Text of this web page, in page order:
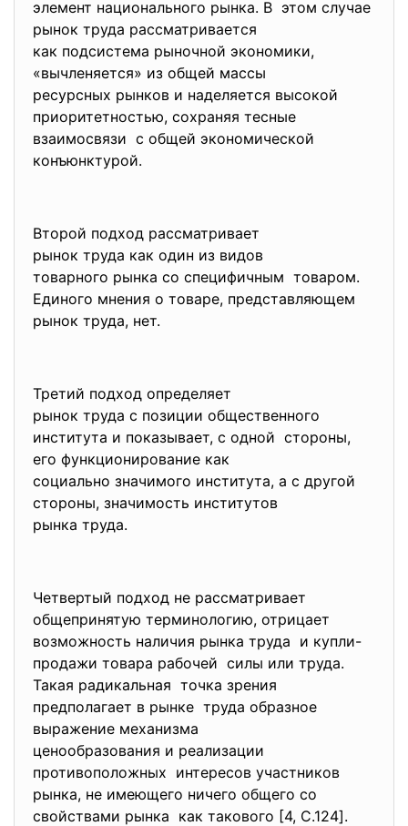
элемент национального рынка. В этом случае
рынок труда рассматривается
как подсистема рыночной экономики,
«вычленяется» из общей массы
ресурсных рынков и наделяется высокой
приоритетностью, сохраняя тесные
взаимосвязи с общей экономической
конъюнктурой.
Второй подход рассматривает
рынок труда как один из видов
товарного рынка со специфичным товаром.
Единого мнения о товаре, представляющем
рынок труда, нет.
Третий подход определяет
рынок труда с позиции общественного
института и показывает, с одной стороны,
его функционирование как
социально значимого института, а с другой
стороны, значимость институтов
рынка труда.
Четвертый подход не рассматривает
общепринятую терминологию, отрицает
возможность наличия рынка труда и купли-
продажи товара рабочей силы или труда.
Такая радикальная точка зрения
предполагает в рынке труда образное
выражение механизма
ценообразования и реализации
противоположных интересов участников
рынка, не имеющего ничего общего со
свойствами рынка как такового [4, C.124].